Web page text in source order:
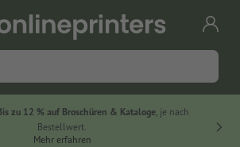
zu 12 % auf Broschüren & Kataloge, je nach
Bestellwert.
Mehr erfahren